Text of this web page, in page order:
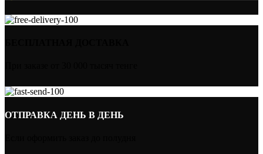
ОТПРАВКА ДЕНЬ В ДЕНЬ